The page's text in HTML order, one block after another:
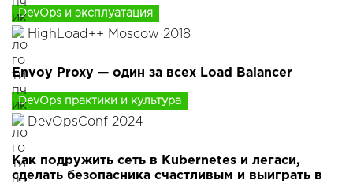
DevOps и эксплуатация
HighLoad++ Moscow 2018
Envoy Proxy — один за всех Load Balancer
DevOps практики и культура
DevOpsConf 2024
Как подружить сеть в Kubernetes и легаси,
сделать безопасника счастливым и выиграть в